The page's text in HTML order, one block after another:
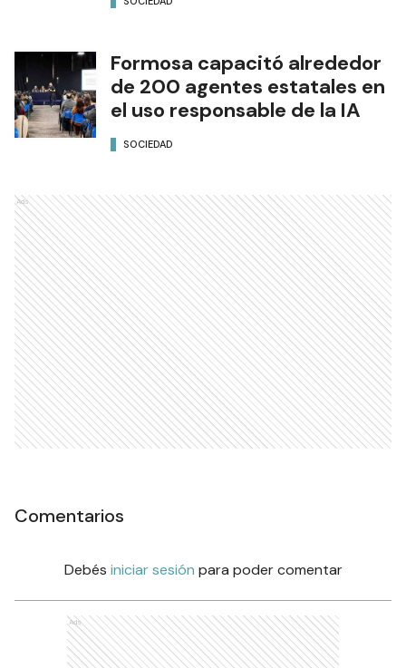
Formosa capacitó alrededor
de 200 agentes estatales en
el uso responsable de la IA
SOCIEDAD
Ads
Comentarios
Debés iniciar sesión para poder comentar
Ads